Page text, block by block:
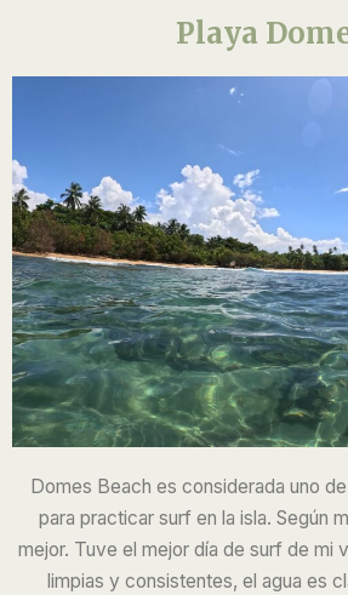
Playa
Domes Beach es considerada uno
para practicar surf en la isla. Según
mejor. Tuve el mejor día de surf de mi
limpias y consistentes, el agua es